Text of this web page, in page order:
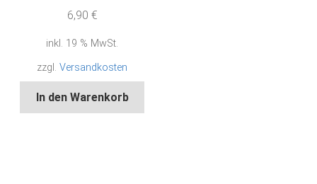
6,90 €
inkl. 19 % MwSt.
zzgl.Versandkosten
In den Warenkorb